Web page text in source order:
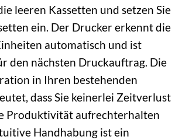
leeren Kassetten und setzen Sie
ein. Der Drucker erkennt die
automatisch und ist
den nächsten Druckauftrag. Die
in Ihren bestehenden
dass Sie keinerlei Zeitverlust
Produktivität aufrechterhalten
Handhabung ist ein